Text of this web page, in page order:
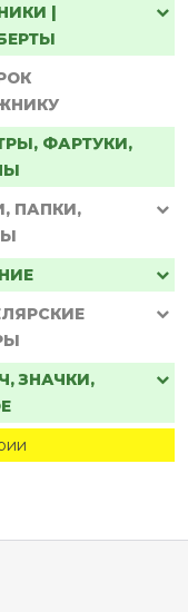
|
ФАРТУКИ,
ПАПКИ,
ЗНАЧКИ,